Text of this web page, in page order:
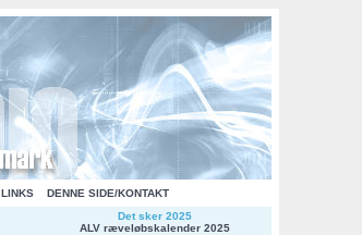
LINKS
DENNE SIDE/KONTAKT
Det sker 2025
ALV ræveløbskalender 2025